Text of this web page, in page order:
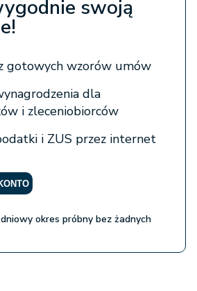
swoją
gotowych wzorów umów
dla
i zleceniobiorców
i ZUS przez internet
okres próbny bez żadnych